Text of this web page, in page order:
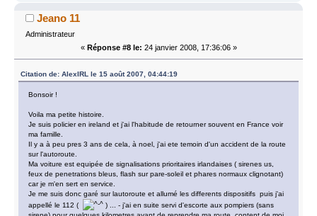
Jeano 11
Administrateur
« Réponse #8 le: 24 janvier 2008, 17:36:06 »
Citation de: AlexIRL le 15 août 2007, 04:44:19
Bonsoir !
Voila ma petite histoire.
Je suis policier en ireland et j'ai l'habitude de retourner souvent en France voir
ma famille.
Il y a à peu pres 3 ans de cela, à noel, j'ai ete temoin d'un accident de la route
sur l'autoroute.
Ma voiture est equipée de signalisations prioritaires irlandaises ( sirenes us,
feux de penetrations bleus, flash sur pare-soleil et phares normaux clignotant)
car je m'en sert en service.
Je me suis donc garé sur lautoroute et allumé les differents dispositifs puis j'ai
appellé le 112 (
) ... - j'ai en suite servi d'escorte aux pompiers (sans